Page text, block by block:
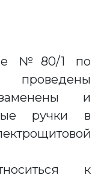
№80/1 по
и
ручки в
к